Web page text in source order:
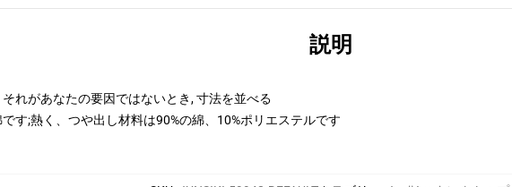
説明
れがあなたの要因ではないとき, 寸法を並べる
す;熱く、つや出し材料は90%の綿、10%ポリエステルです